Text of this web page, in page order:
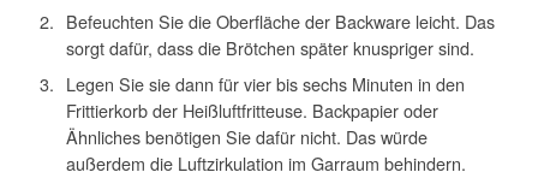
Befeuchten Sie die Oberfläche der Backware leicht. Das
sorgt dafür, dass die Brötchen später knuspriger sind.
Legen Sie sie dann für vier bis sechs Minuten in den
Frittierkorb der Heißluftfritteuse. Backpapier oder
Ähnliches benötigen Sie dafür nicht. Das würde
außerdem die Luftzirkulation im Garraum behindern.